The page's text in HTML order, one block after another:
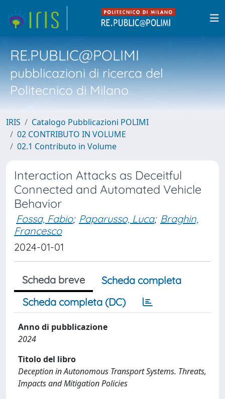
RE.PUBLIC@POLIMI
pubblicazioni di ricerca del
Politecnico di Milano
IRIS
Catalogo Pubblicazioni POLIMI
02 CONTRIBUTO IN VOLUME
02.1 Contributo in Volume
Interaction Attacks as Deceitful
Connected and Automated Vehicle
Behavior
Fossa, Fabio; Paparusso, Luca; Braghin,
Francesco
2024-01-01
Scheda breve
Scheda completa
Scheda completa (DC)
Anno di pubblicazione
2024
Titolo del libro
Deception in Autonomous Transport Systems. Threats,
Impacts and Mitigation Policies